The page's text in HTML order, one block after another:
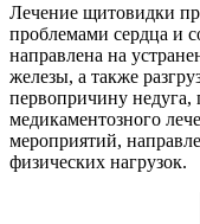
Лечение щитовидки
проблемами сердца и
направлена на
железы, а также
первопричину недуга,
медикаментозного
мероприятий,
физических нагрузок.